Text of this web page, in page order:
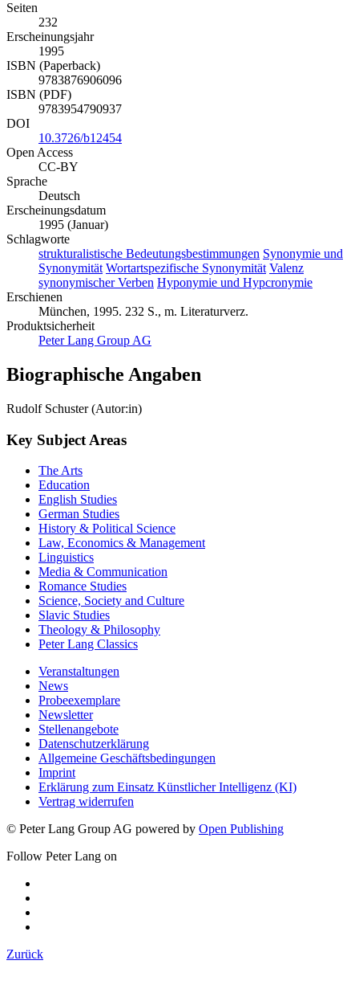
Seiten
232
Erscheinungsjahr
1995
ISBN (Paperback)
9783876906096
ISBN (PDF)
9783954790937
DOI
10.3726/b12454
Open Access
CC-BY
Sprache
Deutsch
Erscheinungsdatum
1995 (Januar)
Schlagworte
strukturalistische Bedeutungsbestimmungen Synonymie und
Synonymität Wortartspezifische Synonymität Valenz
synonymischer Verben Hyponymie und Hypcronymie
Erschienen
München, 1995. 232 S., m. Literaturverz.
Produktsicherheit
Peter Lang Group AG
Biographische Angaben
Rudolf Schuster (Autor:in)
Key Subject Areas
The Arts
Education
English Studies
German Studies
History & Political Science
Law, Economics & Management
Linguistics
Media & Communication
Romance Studies
Science, Society and Culture
Slavic Studies
Theology & Philosophy
Peter Lang Classics
Veranstaltungen
News
Probeexemplare
Newsletter
Stellenangebote
Datenschutzerklärung
Allgemeine Geschäftsbedingungen
Imprint
Erklärung zum Einsatz Künstlicher Intelligenz (KI)
Vertrag widerrufen
© Peter Lang Group AG powered by Open Publishing
Follow Peter Lang on
Zurück